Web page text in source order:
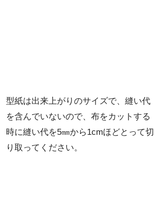
型紙は出来上がりのサイズで、縫い代
を含んでいないので、布をカットする
時に縫い代を5㎜から1cmほどとって切
り取ってください。